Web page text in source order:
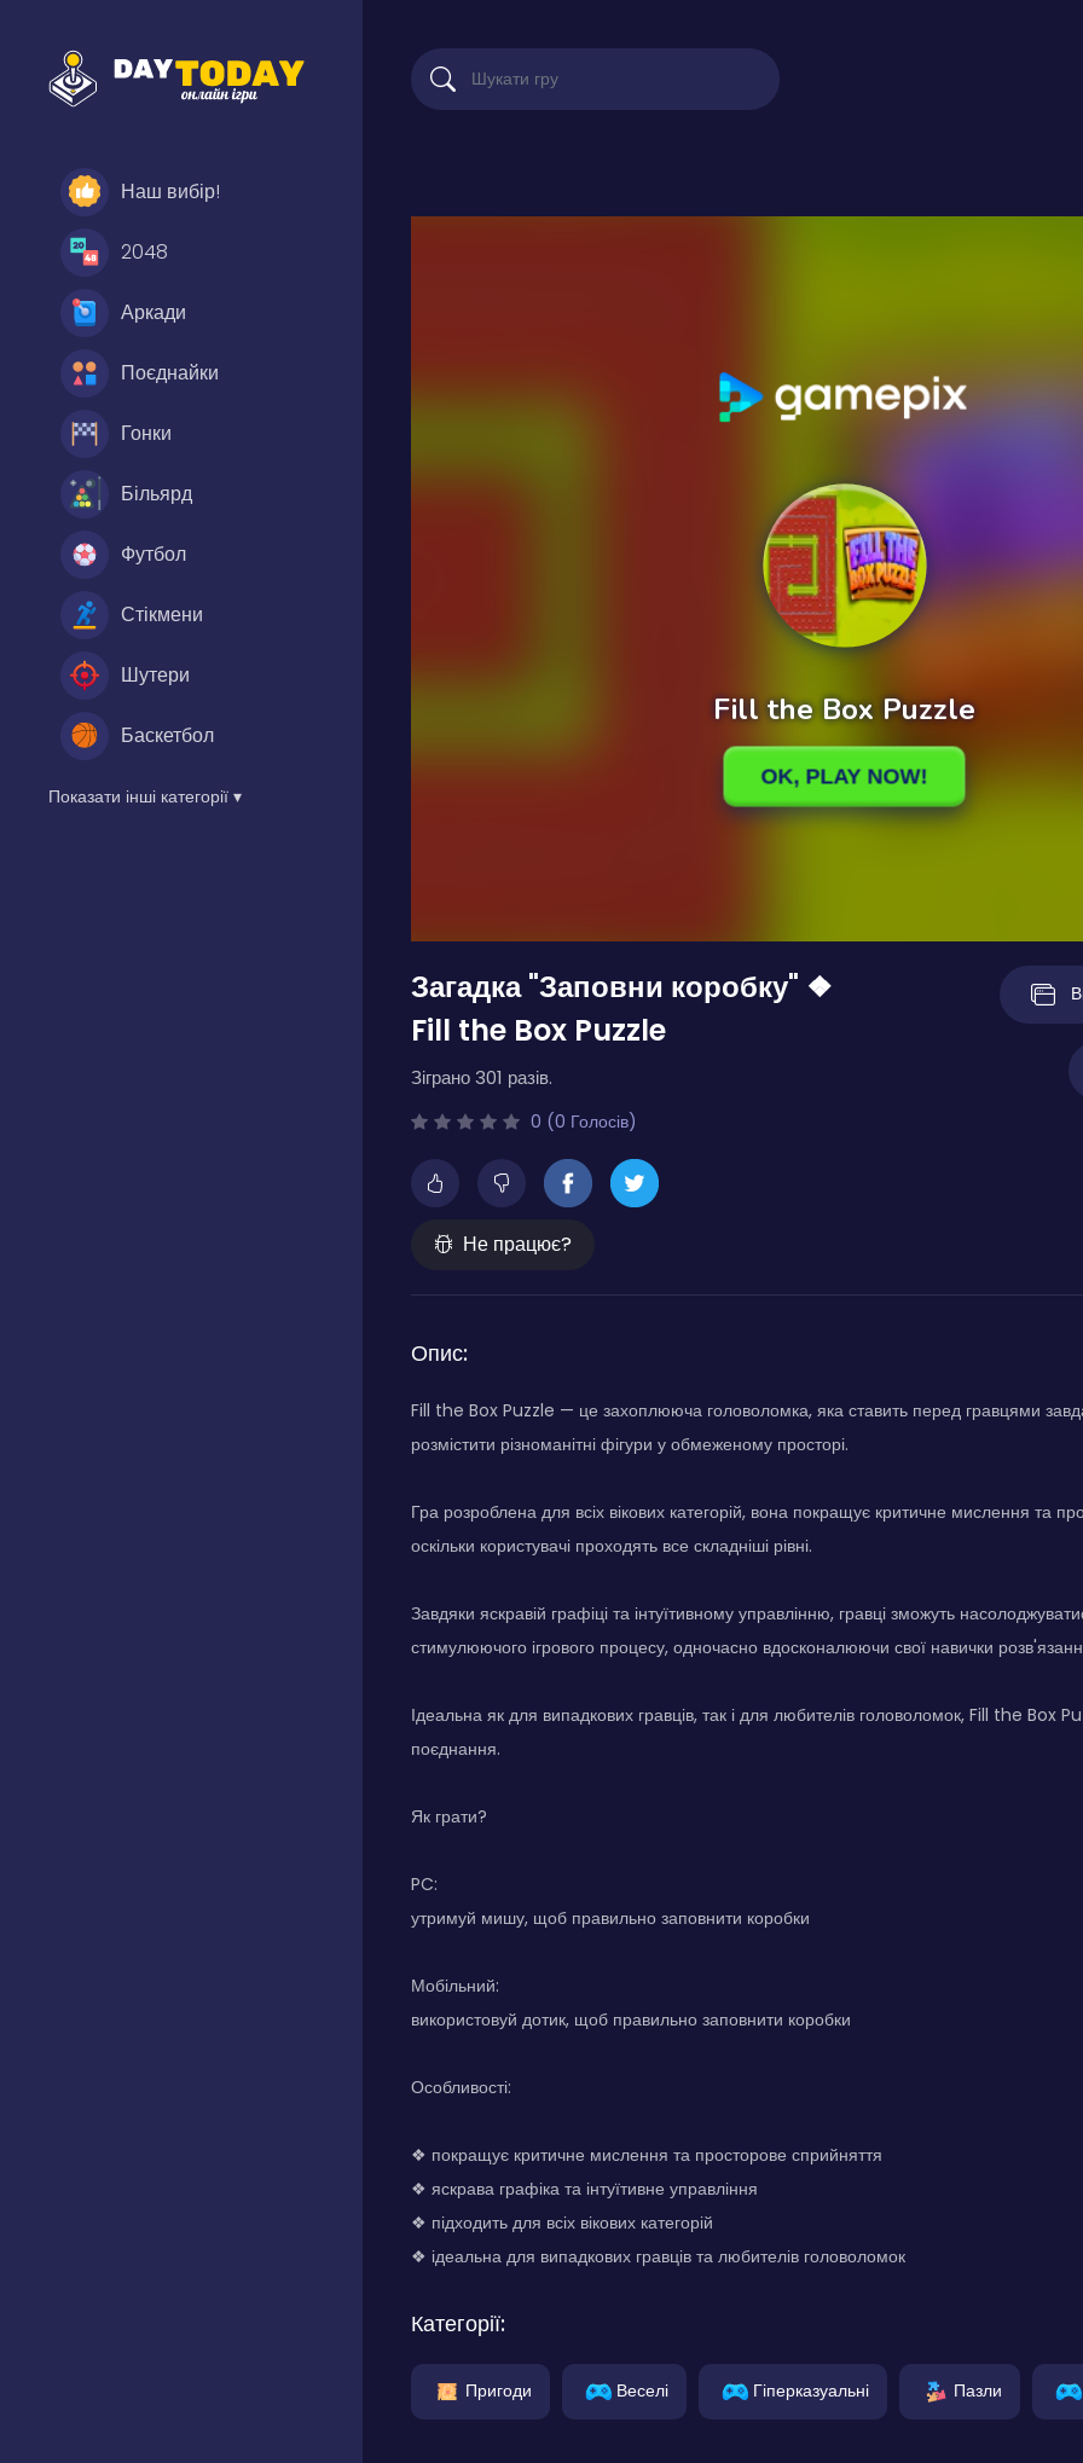
Наш вибір!
2048
Аркади
Поєднайки
Гонки
Більярд
Футбол
Стікмени
Шутери
Баскетбол
Показати інші категорії ▾
Загадка "Заповни коробку" ❖
Fill the Box Puzzle
Зіграно 301 разів.
0 (0 Голосів)
Не працює?
Опис:
Fill the Box Puzzle — це захоплююча головоломка, яка ставить перед гравцями
розмістити різноманітні фігури у обмеженому просторі.
Гра розроблена для всіх вікових категорій, вона покращує критичне мислення та
оскільки користувачі проходять все складніші рівні.
Завдяки яскравій графіці та інтуїтивному управлінню, гравці зможуть
стимулюючого ігрового процесу, одночасно вдосконалюючи свої навички
Ідеальна як для випадкових гравців, так і для любителів головоломок, Fill the Box
поєднання.
Як грати?
PC:
утримуй мишу, щоб правильно заповнити коробки
Мобільний:
використовуй дотик, щоб правильно заповнити коробки
Особливості:
❖ покращує критичне мислення та просторове сприйняття
❖ яскрава графіка та інтуїтивне управління
❖ підходить для всіх вікових категорій
❖ ідеальна для випадкових гравців та любителів головоломок
Категорії:
Пригоди Веселі Гіперказуальні Пазли